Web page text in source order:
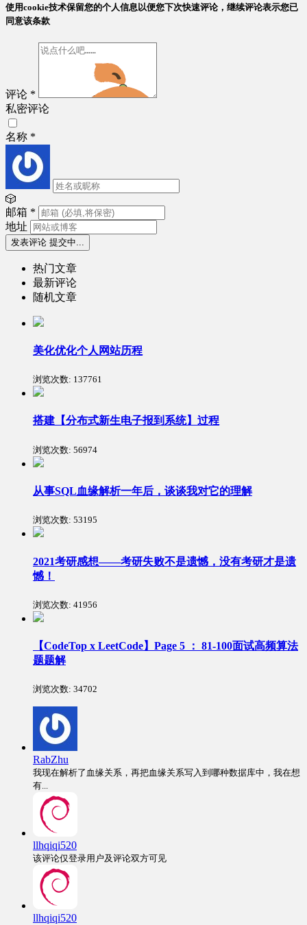
使用cookie技术保留您的个人信息以便您下次快速评论，继续评论表示您已
同意该条款
评论 *
私密评论
名称 *
🎲
邮箱 *
地址
发表评论 提交中...
热门文章
最新评论
随机文章
美化优化个人网站历程
浏览次数: 137761
搭建【分布式新生电子报到系统】过程
浏览次数: 56974
从事SQL血缘解析一年后，谈谈我对它的理解
浏览次数: 53195
2021考研感想——考研失败不是遗憾，没有考研才是遗
憾！
浏览次数: 41956
【CodeTop x LeetCode】Page 5 ： 81-100面试高频算法
题题解
浏览次数: 34702
RabZhu
我现在解析了血缘关系，再把血缘关系写入到哪种数据库中，我在想
有...
llhqiqi520
该评论仅登录用户及评论双方可见
llhqiqi520